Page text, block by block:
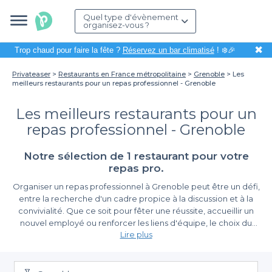
Quel type d'évènement
organisez-vous ?
Trop chaud pour faire la fête ? Réservez un bar climatisé! ❄️🎉 ✖
Privateaser Restaurants en France métropolitaine Grenoble
Les
meilleurs restaurants pour un repas professionnel - Grenoble
Les meilleurs restaurants pour un
repas professionnel - Grenoble
Notre sélection de 1 restaurant pour votre
repas pro.
Organiser un repas professionnel à Grenoble peut être un défi,
entre la recherche d'un cadre propice à la discussion et à la
convivialité. Que ce soit pour fêter une réussite, accueillir un
nouvel employé ou renforcer les liens d'équipe, le choix du
restaurant est primordial. Avec son cadre magnifique, enserré
pour combler vos attentes et celles de vos collaborateurs.
Une diversité d'offres à votre disposition
Lire plus